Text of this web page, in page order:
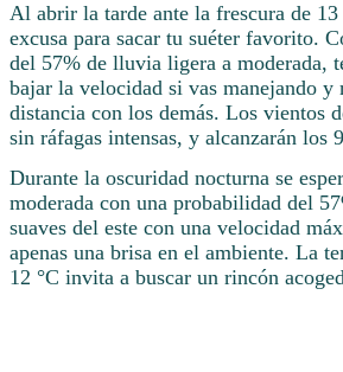
Al abrir la tarde ante la frescura de 13
excusa para sacar tu suéter favorito.
del 57% de lluvia ligera a moderada,
bajar la velocidad si vas manejando y
distancia con los demás. Los vientos
sin ráfagas intensas, y alcanzarán los
Durante la oscuridad nocturna se
moderada con una probabilidad del
suaves del este con una velocidad
apenas una brisa en el ambiente. La
12 °C invita a buscar un rincón